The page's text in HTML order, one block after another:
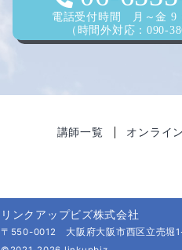
電話受付時間 月～金 9
（時間外対応：090-
講師一覧 オンライ
リンクアップビズ株式会社
〒550-0012 大阪府大阪市西区立売堀